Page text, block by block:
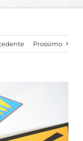
Prossimo